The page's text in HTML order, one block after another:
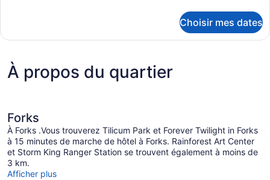
1
grand
lit,
Chambre
très
grand
fumeur
Choisir mes dates
À propos du quartier
Forks
À Forks .Vous trouverez Tilicum Park et Forever Twilight in Forks
à 15 minutes de marche de hôtel à Forks. Rainforest Art Center
et Storm King Ranger Station se trouvent également à moins de
3 km.
Afficher plus